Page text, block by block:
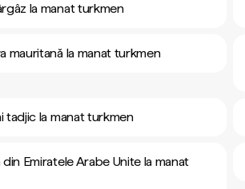
la manat turkmen
mauritană la manat turkmen
tadjic la manat turkmen
Emiratele Arabe Unite la manat